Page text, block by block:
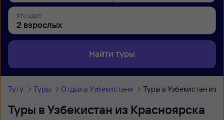
Кто едет
Найти туры
Туту Туры Отдых в Узбекистане Туры в Узбекистан из
Туры в Узбекистан из Красноярска